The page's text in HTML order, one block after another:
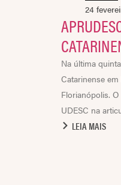
24
Na última
Catarinense
Florianópolis.
UDESC na
LEIA MAIS